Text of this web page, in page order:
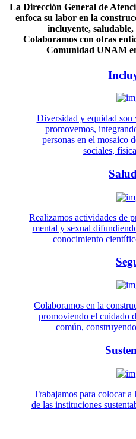
La Dirección General de
enfoca su labor en la
incluyente, saludable,
Colaboramos con otras
Comunidad UNAM
Diversidad y equidad son
promovemos,
personas en el mosaico
sociales,
Realizamos actividades de
mental y sexual
conocimiento
Colaboramos en la
promoviendo el cuidado
común,
Trabajamos para colocar
de las instituciones